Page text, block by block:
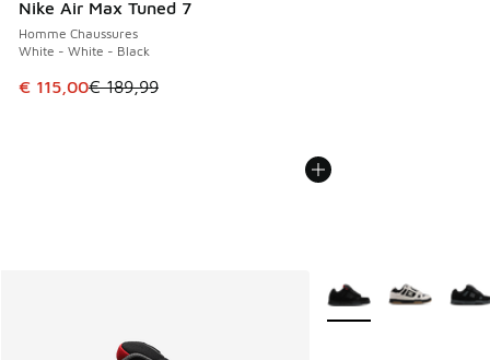
Nike Air Max Tuned 7
Homme Chaussures
White - White - Black
Cet article est en promotion. Prix en baisse de € 189,99 à
€ 115,00€ 189,99
Plus de couleurs